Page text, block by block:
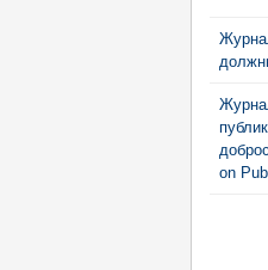
on